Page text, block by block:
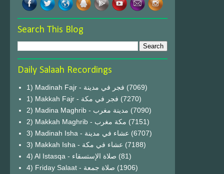
Search This Blog
Daily Salaah Recordings
1) Madinah Fajr - فجر في مدينة (7069)
1) Makkah Fajr - فجر في مكة (7270)
2) Madina Maghrib - مدينة مغرب (7090)
2) Makkah Maghrib - مكة مغرب (7151)
3) Madinah Isha - عشاء في مدينة (6707)
3) Makkah Isha - عشاء في مكة (7188)
4) Al Istasqa - صلاة الإستسقاء (81)
4) Friday Salaat - صلاة جمعة (1906)